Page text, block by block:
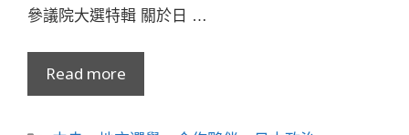
參議院大選特輯 關於日 …
Read more